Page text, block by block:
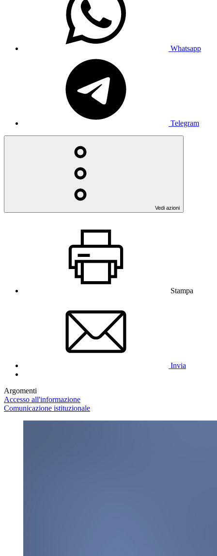
Whatsapp
Telegram
Vedi azioni
Stampa
Invia
Argomenti
Accesso all'informazione
Comunicazione istituzionale